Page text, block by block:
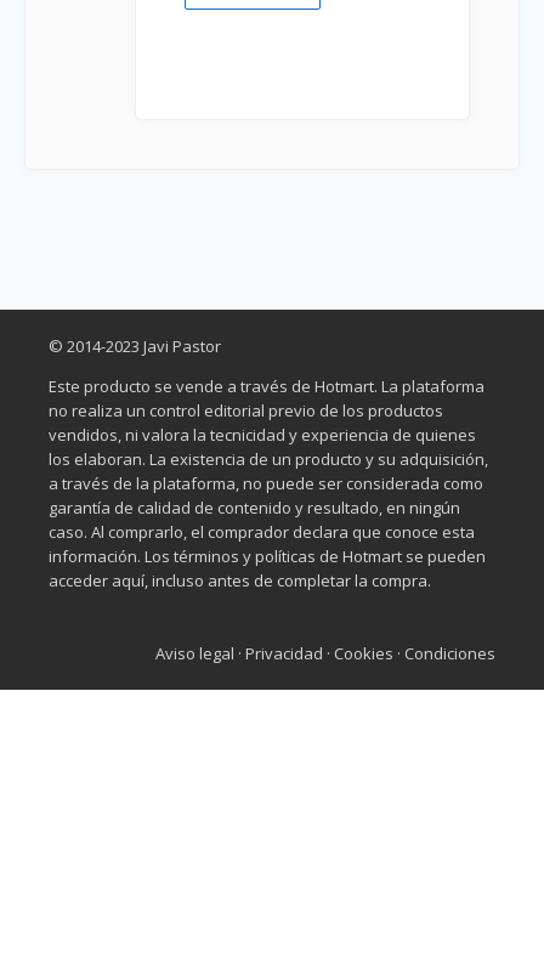
© 2014-2023 Javi Pastor
Este producto se vende a través de Hotmart. La plataforma
no realiza un control editorial previo de los productos
vendidos, ni valora la tecnicidad y experiencia de quienes
los elaboran. La existencia de un producto y su adquisición,
a través de la plataforma, no puede ser considerada como
garantía de calidad de contenido y resultado, en ningún
caso. Al comprarlo, el comprador declara que conoce esta
información. Los términos y políticas de Hotmart se pueden
acceder aquí, incluso antes de completar la compra.
Aviso legal · Privacidad · Cookies · Condiciones